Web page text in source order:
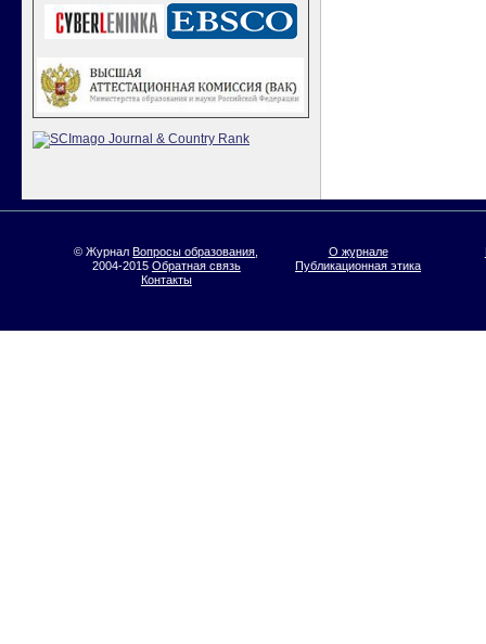
© ЖурналВопросы образования
2004-2015 Обратная связь
О журнале
Публикационная этика
Контакты